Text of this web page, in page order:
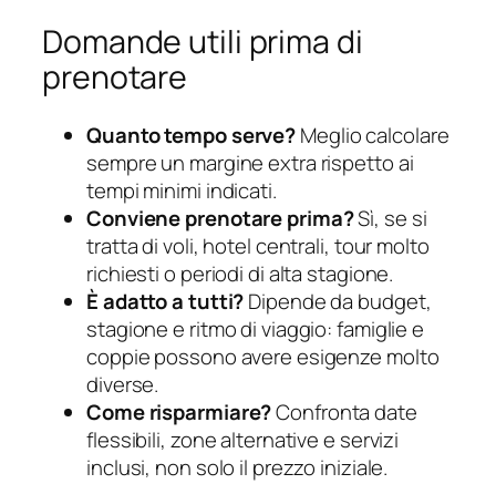
Domande utili prima di
prenotare
Quanto tempo serve?Meglio calcolare
sempre un margine extra rispetto ai
tempi minimi indicati.
Conviene prenotare prima?Sì, se si
tratta di voli, hotel centrali, tour molto
richiesti o periodi di alta stagione.
È adatto a tutti?Dipende da budget,
stagione e ritmo di viaggio: famiglie e
coppie possono avere esigenze molto
diverse.
Come risparmiare?Confronta date
flessibili, zone alternative e servizi
inclusi, non solo il prezzo iniziale.